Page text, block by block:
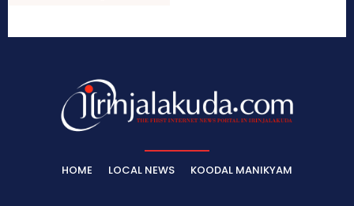
HOME LOCAL NEWS KOODAL MANIKYAM